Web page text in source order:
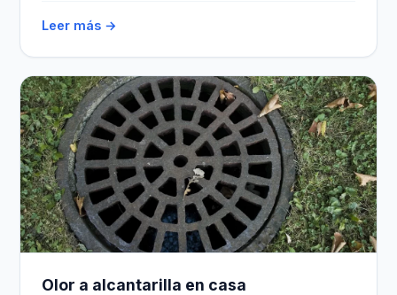
Leer más →
Olor a alcantarilla en casa